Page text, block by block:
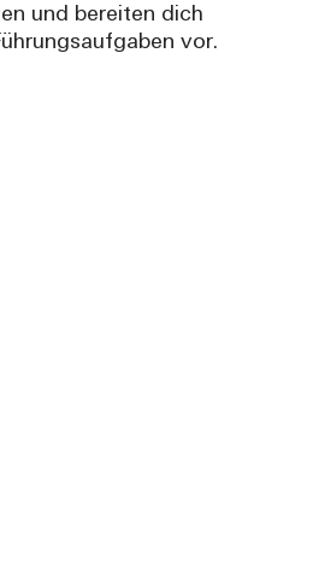
und bereiten dich
vor.